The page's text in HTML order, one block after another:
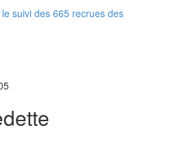
suivi des 665 recrues des